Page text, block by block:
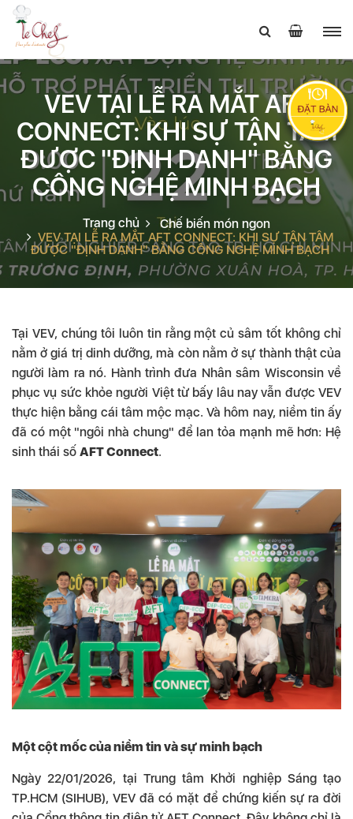
VEV TẠI LỄ RA MẮT AFT
CONNECT: KHI SỰ TẬN TÂM
ĐƯỢC "ĐỊNH DANH" BẰNG
CÔNG NGHỆ MINH BẠCH
Trang chủ
Chế biến món ngon
VEV TẠI LỄ RA MẮT AFT CONNECT: KHI SỰ TẬN TÂM
ĐƯỢC "ĐỊNH DANH" BẰNG CÔNG NGHỆ MINH BẠCH
Tại VEV, chúng tôi luôn tin rằng một củ sâm tốt không chỉ
nằm ở giá trị dinh dưỡng, mà còn nằm ở sự thành thật của
người làm ra nó. Hành trình đưa Nhân sâm Wisconsin về
phục vụ sức khỏe người Việt từ bấy lâu nay vẫn được VEV
thực hiện bằng cái tâm mộc mạc. Và hôm nay, niềm tin ấy
đã có một "ngôi nhà chung" để lan tỏa mạnh mẽ hơn: Hệ
sinh thái số AFT Connect.
Một cột mốc của niềm tin và sự minh bạch
Ngày 22/01/2026, tại Trung tâm Khởi nghiệp Sáng tạo
TP.HCM (SIHUB), VEV đã có mặt để chứng kiến sự ra đời